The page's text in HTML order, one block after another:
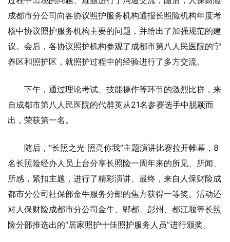
成都市分公司向各协议照护服务机构通报长照险机构年度考
核中协议照护服务机构主要的问题，并给出了加强规范的建
议。会后，各协议照护机构参观了成都市第八人民医院的宁
养区和照护区，就照护过程中的经验进行了多方交流。
下午，通过理论考试、技能操作等环节的激烈比拼，来
自成都市第八人民医院的代群英从21名参赛选手中脱颖而
出，荣获第一名。
随后，“长照之光 照亮你我”主题演讲比赛拉开帷幕，8
名长照险经办人员上台分享长照险一周年来的所见、所闻、
所感，紧扣主题，进行了精彩演讲。最终，来自人保财险成
都市分公司社保部金牛服务分部的焦方获得一等奖。活动还
对人保财险成都市分公司金牛、郫都、彭州、都江堰等长照
险分部推选出的“居家照护十佳照护服务人员”进行颁奖。